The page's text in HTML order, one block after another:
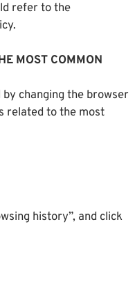
refer to the
MOST COMMON
by changing the browser
related to the most
history”, and click